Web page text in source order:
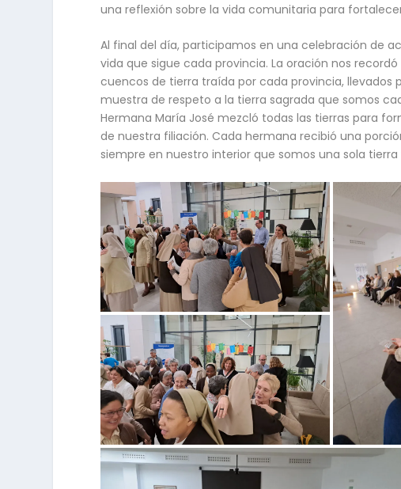
una reflexión sobre la vida comunitaria para
Al final del día, participamos en una celebración de
vida que sigue cada provincia. La oración nos
cuencos de tierra traída por cada provincia, llevados
muestra de respeto a la tierra sagrada que somos
Hermana María José mezcló todas las tierras para
de nuestra filiación. Cada hermana recibió una
siempre en nuestro interior que somos una sola